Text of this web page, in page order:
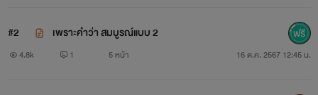
#2 เพราะคำว่า สมบูรณ์แบบ 2
4.8k 1 5 หน้า 16 ต.ค. 2567 12:45 น.